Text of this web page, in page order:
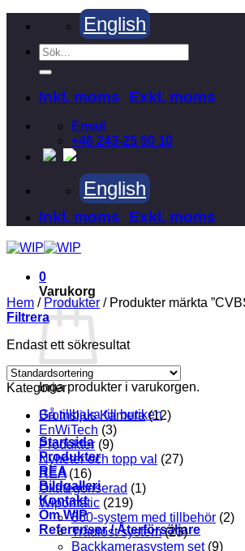
content
English
Sök
efter:
Inkl. moms Exkl. moms
Email
+46 243-25 50 10
English
Inkl. moms Exkl. moms
0
Varukorg
Inga produkter i varukorgen.
Gå tillbaka till butiken
Startsida
Produkter
REA
Bildgalleri
Kontakt
Om WIP
Referenser / Återförsäljare
Hem / Produkter /Produkter märkta
Filtrera
Endast ett sökresultat
Kategorier
Bromsljus Kamera (12)
EnWiTech (3)
Produkter (9)
Nyheter och topp val (27)
REA (16)
Okategoriserad (1)
Wipomatic (219)
360-system med tillbehör (2)
Trådlöst system (23)
Backkamerasystem set (9)